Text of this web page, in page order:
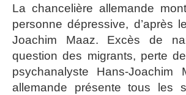
La chancelière allemande
personne dépressive, d’après
Joachim Maaz. Excès de
question des migrants, perte
psychanalyste Hans-
allemande présente tous les